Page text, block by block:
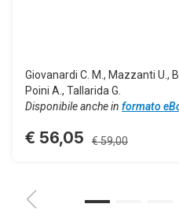
Giovanardi C. M., Mazzanti U.,
Poini A., Tallarida G.
Disponibile anche in formato
€ 56,05 € 59,00